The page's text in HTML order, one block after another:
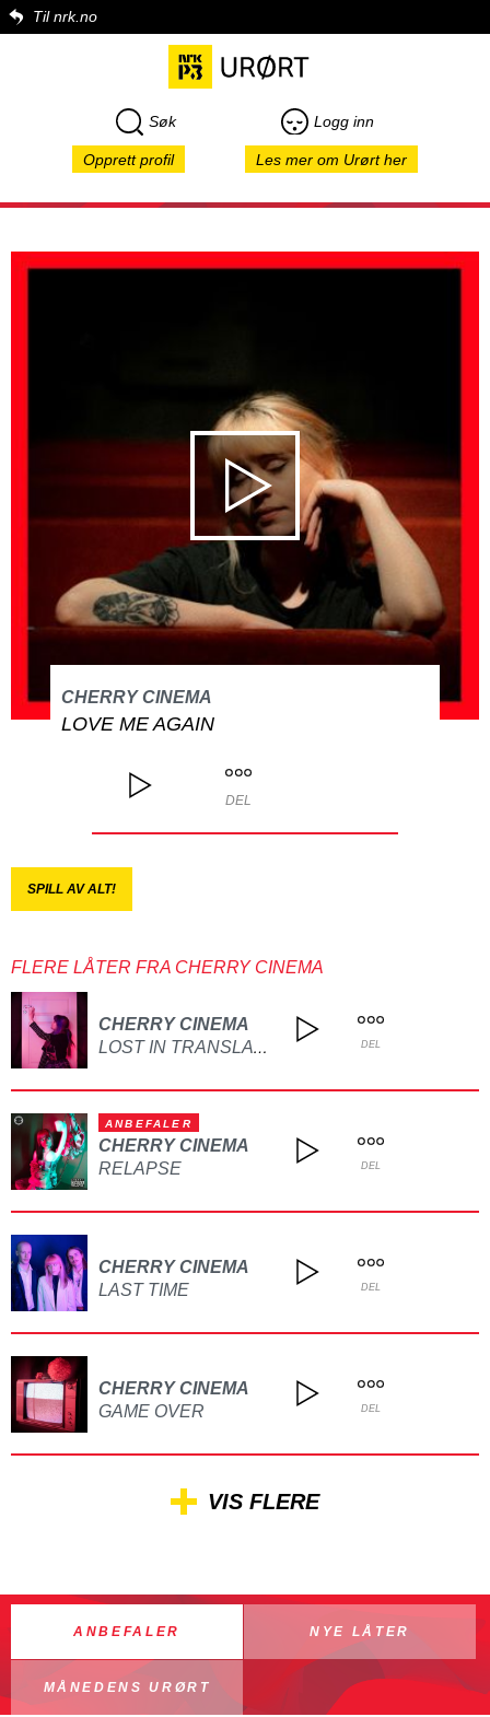
Til nrk.no
Søk Logg inn
Opprett profil Les mer om Urørt her
CHERRY CINEMA
LOVE ME AGAIN
DEL
SPILL AV ALT!
FLERE LÅTER FRA CHERRY CINEMA
CHERRY CINEMA
LOST IN TRANSLATION DEL
ANBEFALER
CHERRY CINEMA
RELAPSE
DEL
CHERRY CINEMA
LAST TIME
DEL
CHERRY CINEMA
GAME OVER
DEL
VIS FLERE
ANBEFALER NYE LÅTER
MÅNEDENS URØRT